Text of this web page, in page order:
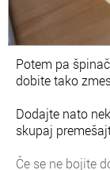
Potem pa
dobite tako
Dodajte nato
skupaj
Če se ne bojite